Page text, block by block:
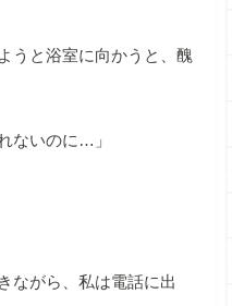
うと浴室に向かうと、醜
ないのに…」
ながら、私は電話に出